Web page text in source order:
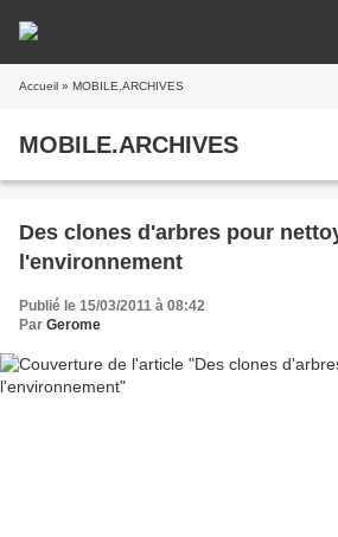
Accueil » MOBILE.ARCHIVES
MOBILE.ARCHIVES
Des clones d'arbres pour
l'environnement
Publié le 15/03/2011 à 08:42
Par Gerome